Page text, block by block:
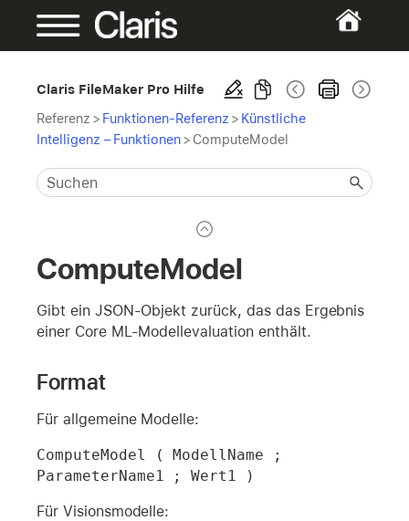
Claris FileMaker Pro Hilfe
Referenz > Funktionen-Referenz > Künstliche
Intelligenz – Funktionen> ComputeModel
ComputeModel
Gibt ein JSON-Objekt zurück, das das Ergebnis
einer Core ML-Modellevaluation enthält.
Format
Für allgemeine Modelle:
ComputeModel ( ModellName ;
ParameterName1 ; Wert1 )
Für Visionsmodelle: